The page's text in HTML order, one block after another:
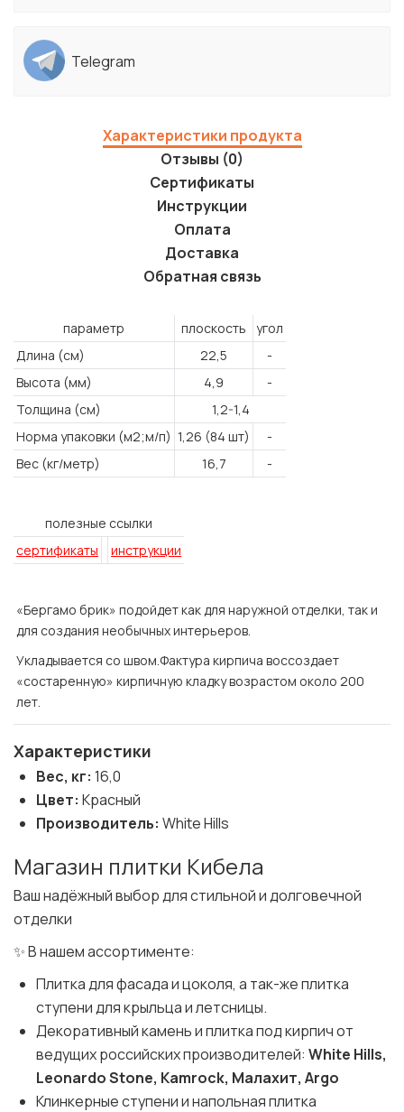
Telegram
Характеристики продукта
Отзывы (0)
Сертификаты
Инструкции
Оплата
Доставка
Обратная связь
параметр плоскость
угол
Длина (см)
22,5
-
Высота (мм)
4,9
-
Толщина (см)
1,2-1,4
Норма упаковки (м2;м/п) 1,26 (84 шт)
-
Вес (кг/метр)
16,7 -
полезные ссылки
сертификаты
инструкции
«Бергамо брик» подойдет как для наружной отделки, так и
для создания необычных интерьеров.
Укладывается со швом.Фактура кирпича воссоздает
«состаренную» кирпичную кладку возрастом около 200
лет.
Характеристики
Вес, кг: 16,0
Цвет: Красный
Производитель: White Hills
Магазин плитки Кибела
Ваш надёжный выбор для стильной и долговечной
отделки
✨ В нашем ассортименте:
Плитка для фасада и цоколя, а так-же плитка
ступени для крыльца и летсницы.
Декоративный камень и плитка под кирпич от
ведущих российских производителей: White Hills,
Leonardo Stone, Kamrock, Малахит, Argo
Клинкерные ступени и напольная плитка